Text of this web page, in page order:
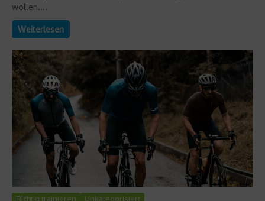
wollen....
Weiterlesen
Richtig trainieren Unkategorisiert